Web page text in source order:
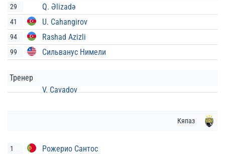
29 Q. Əlizadə
41 U. Cahangirov
94 Rashad Azizli
99 Сильванус Нимели
Тренер
V. Cavadov
Кяпаз
1 Рожерио Сантос